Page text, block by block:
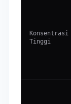
Konsentrasi
Tinggi